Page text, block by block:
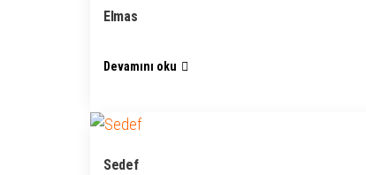
Elmas
Devamını oku
Sedef